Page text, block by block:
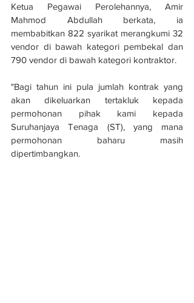
Ketua Pegawai Perolehannya, Amir
Mahmod Abdullah berkata, ia
membabitkan 822 syarikat merangkumi 32
vendor di bawah kategori pembekal dan
790 vendor di bawah kategori kontraktor.
"Bagi tahun ini pula jumlah kontrak yang
akan dikeluarkan tertakluk kepada
permohonan pihak kami kepada
Suruhanjaya Tenaga (ST), yang mana
permohonan baharu masih
dipertimbangkan.